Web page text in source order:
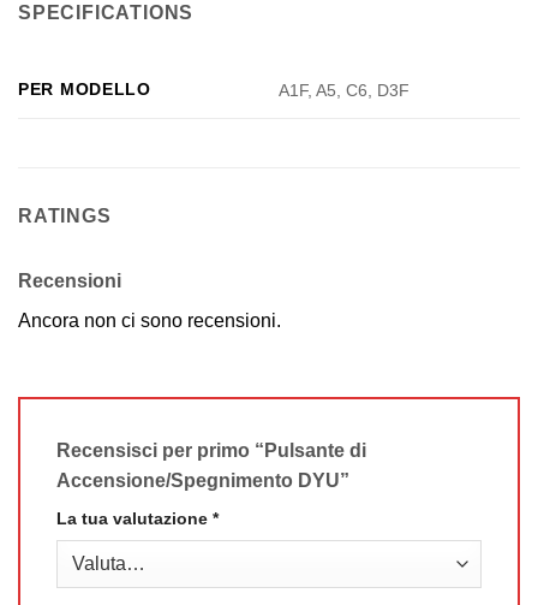
SPECIFICATIONS
PER MODELLO A1F, A5, C6, D3F
RATINGS
Recensioni
Ancora non ci sono recensioni.
Recensisci per primo “Pulsante di
Accensione/Spegnimento DYU”
La tua valutazione *